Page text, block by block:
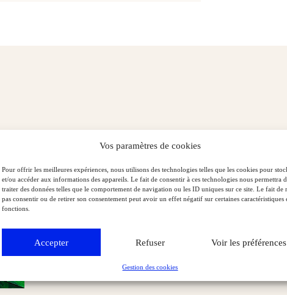
Vos paramètres de cookies
Pour offrir les meilleures expériences, nous utilisons des technologies telles que les cookies pour
et/ou accéder aux informations des appareils. Le fait de consentir à ces technologies nous permettra
traiter des données telles que le comportement de navigation ou les ID uniques sur ce site. Le fait de
pas consentir ou de retirer son consentement peut avoir un effet négatif sur certaines caractéristiques
fonctions.
Accepter Refuser Voir les préférences
Gestion des cookies